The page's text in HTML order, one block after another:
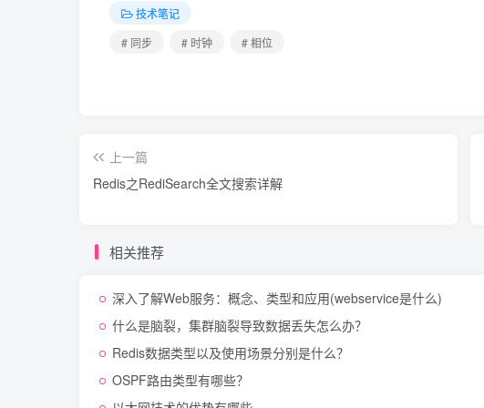
技术笔记
# 同步
# 时钟 # 相位
上一篇
Redis之RediSearch全文搜索详解
相关推荐
深入了解Web服务：概念、类型和应用(webservice是什么)
什么是脑裂，集群脑裂导致数据丢失怎么办？
Redis数据类型以及使用场景分别是什么？
OSPF路由类型有哪些？